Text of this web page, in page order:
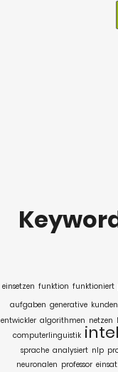
einsetzen funktion funktioniert
aufgaben generative kunden
entwickler algorithmen netzen
computerlinguistik
sprache analysiert nlp
neuronalen professor